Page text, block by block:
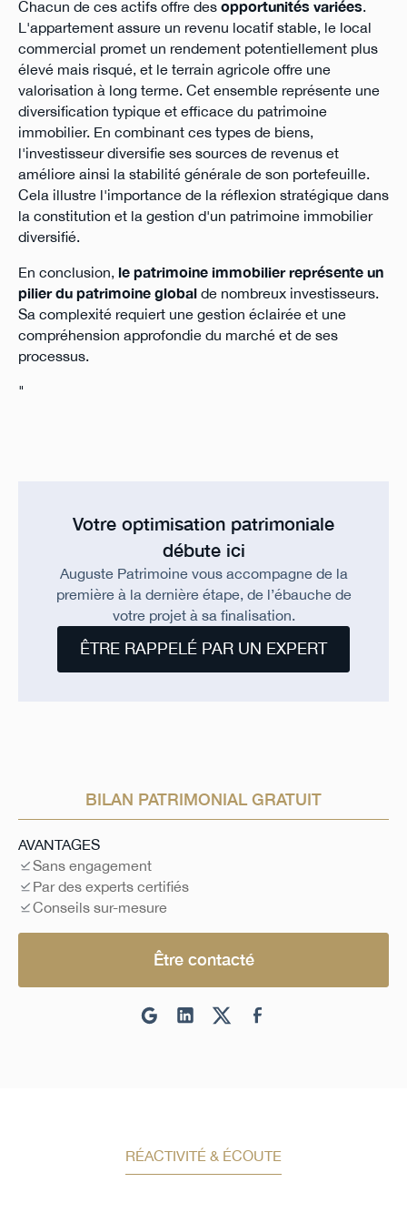
Chacun de ces actifs offre des opportunités variées.
L'appartement assure un revenu locatif stable, le local
commercial promet un rendement potentiellement plus
élevé mais risqué, et le terrain agricole offre une
valorisation à long terme. Cet ensemble représente une
diversification typique et efficace du patrimoine
immobilier. En combinant ces types de biens,
l'investisseur diversifie ses sources de revenus et
améliore ainsi la stabilité générale de son portefeuille.
Cela illustre l'importance de la réflexion stratégique dans
la constitution et la gestion d'un patrimoine immobilier
diversifié.
En conclusion, le patrimoine immobilier représente un
pilier du patrimoine globalde nombreux investisseurs.
Sa complexité requiert une gestion éclairée et une
compréhension approfondie du marché et de ses
processus.
"
Votre optimisation patrimoniale
débute ici
Auguste Patrimoine vous accompagne de la
première à la dernière étape, de l’ébauche de
votre projet à sa finalisation.
ÊTRE RAPPELÉ PAR UN EXPERT
BILAN PATRIMONIAL GRATUIT
AVANTAGES
Sans engagement
Par des experts certifiés
Conseils sur-mesure
Être contacté
RÉACTIVITÉ & ÉCOUTE